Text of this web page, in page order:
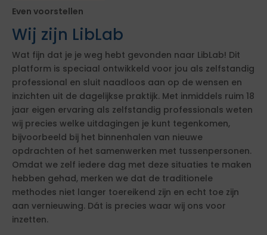
Even voorstellen
Wij zijn LibLab
Wat fijn dat je je weg hebt gevonden naar LibLab! Dit
platform is speciaal ontwikkeld voor jou als zelfstandig
professional en sluit naadloos aan op de wensen en
inzichten uit de dagelijkse praktijk. Met inmiddels ruim 18
jaar eigen ervaring als zelfstandig professionals weten
wij precies welke uitdagingen je kunt tegenkomen,
bijvoorbeeld bij het binnenhalen van nieuwe
opdrachten of het samenwerken met tussenpersonen.
Omdat we zelf iedere dag met deze situaties te maken
hebben gehad, merken we dat de traditionele
methodes niet langer toereikend zijn en echt toe zijn
aan vernieuwing. Dát is precies waar wij ons voor
inzetten.